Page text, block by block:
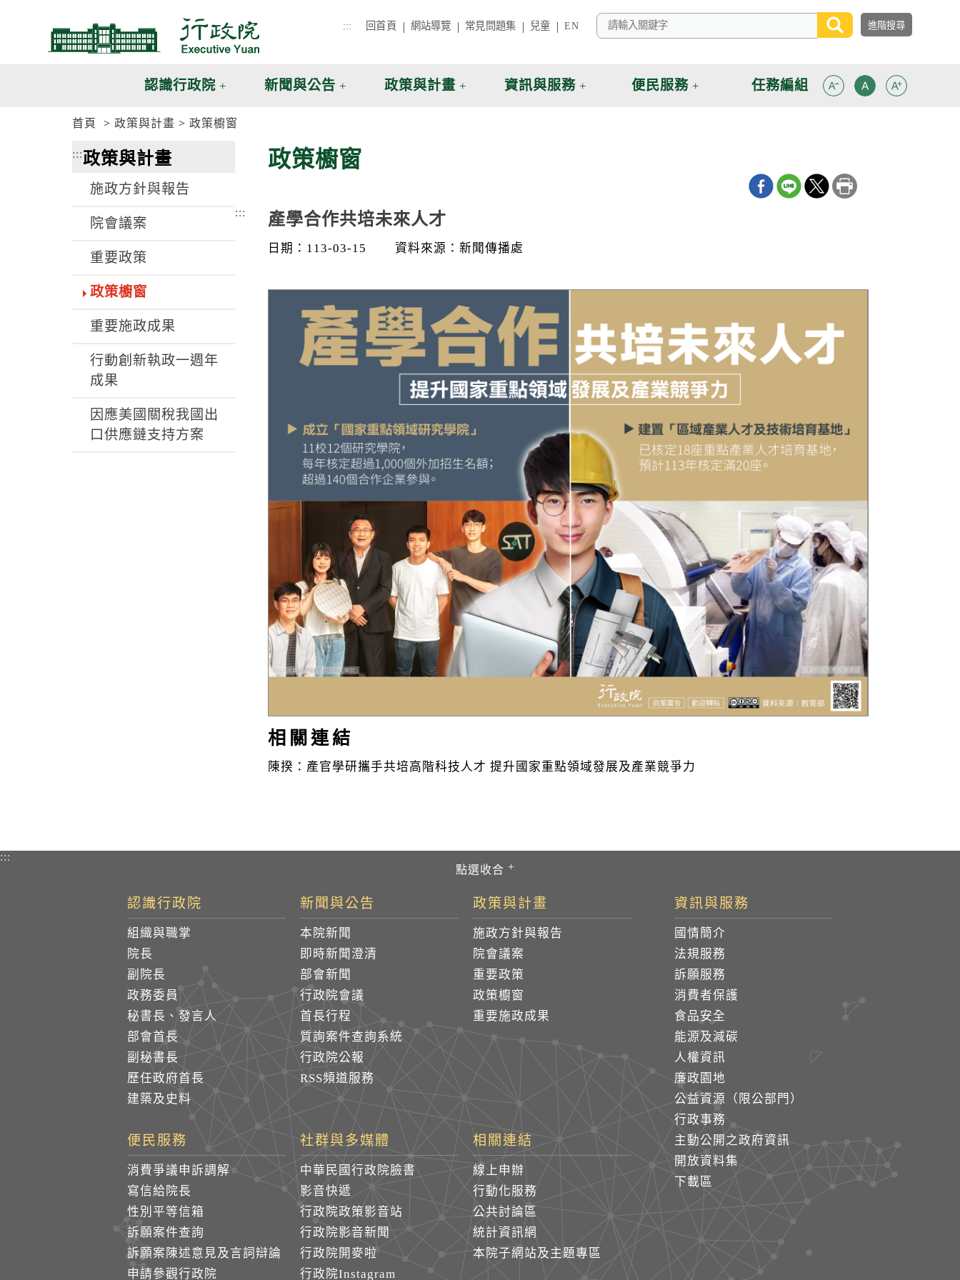
::: 回首頁 網站導覽 常見問題集 兒童 EN
認識行政院 新聞與公告 政策與計畫 資訊與服務 便民服務 任務編組
首頁 政策與計畫 政策櫥窗
:::政策與計畫
施政方針與報告
院會議案
重要政策
政策櫥窗
重要施政成果
行動創新執政一週年
成果
因應美國關稅我國出
口供應鏈支持方案
政策櫥窗
::: 產學合作共培未來人才
日期：113-03-15 資料來源：新聞傳播處
相關連結
陳揆：產官學研攜手共培高階科技人才 提升國家重點領域發展及產業競爭力
:::
認識行政院
組織與職掌
院長
副院長
政務委員
秘書長、發言人
部會首長
副秘書長
歷任政府首長
建築及史料
新聞與公告
本院新聞
即時新聞澄清
部會新聞
行政院會議
首長行程
質詢案件查詢系統
行政院公報
RSS頻道服務
政策與計畫
施政方針與報告
院會議案
重要政策
政策櫥窗
重要施政成果
資訊與服務
國情簡介
法規服務
訴願服務
消費者保護
食品安全
能源及減碳
人權資訊
廉政園地
公益資源（限公部門）
行政事務
主動公開之政府資訊
開放資料集
下載區
便民服務
消費爭議申訴調解
寫信給院長
性別平等信箱
訴願案件查詢
訴願案陳述意見及言詞辯論
申請參觀行政院
社群與多媒體
中華民國行政院臉書
影音快遞
行政院政策影音站
行政院影音新聞
行政院開麥啦
行政院Instagram
相關連結
線上申辦
行動化服務
公共討論區
統計資訊網
本院子網站及主題專區